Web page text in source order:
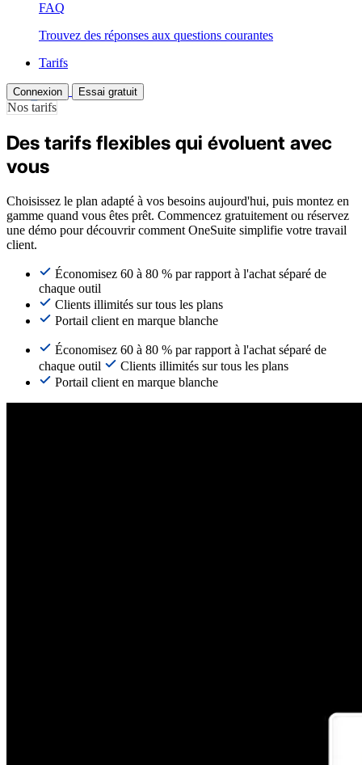
FAQ
Trouvez des réponses aux questions courantes
Tarifs
Connexion Essai gratuit
Nos tarifs
Des tarifs flexibles qui évoluent avec
vous
Choisissez le plan adapté à vos besoins aujourd'hui, puis montez en
gamme quand vous êtes prêt. Commencez gratuitement ou réservez
une démo pour découvrir comment OneSuite simplifie votre travail
client.
Économisez 60 à 80 % par rapport à l'achat séparé de
chaque outil
Clients illimités sur tous les plans
Portail client en marque blanche
Économisez 60 à 80 % par rapport à l'achat séparé de
chaque outil
Clients illimités sur tous les plans
Portail client en marque blanche